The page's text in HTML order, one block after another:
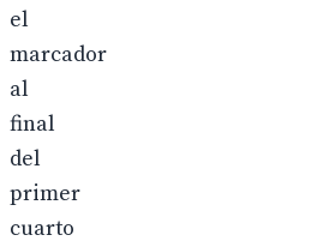
el
marcador
al
final
del
primer
cuarto